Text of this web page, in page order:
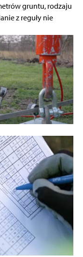
gruntu, rodzaju
z reguły nie